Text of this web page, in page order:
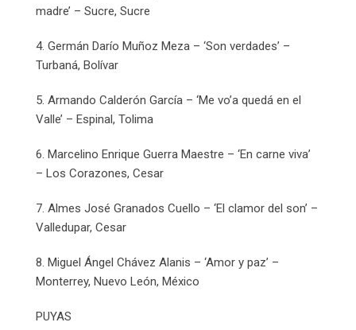
madre’ – Sucre, Sucre
4. Germán Darío Muñoz Meza – ‘Son verdades’ –
Turbaná, Bolívar
5. Armando Calderón García – ‘Me vo’a quedá en el
Valle’ – Espinal, Tolima
6. Marcelino Enrique Guerra Maestre – ‘En carne viva’
– Los Corazones, Cesar
7. Almes José Granados Cuello – ‘El clamor del son’ –
Valledupar, Cesar
8. Miguel Ángel Chávez Alanis – ‘Amor y paz’ –
Monterrey, Nuevo León, México
PUYAS